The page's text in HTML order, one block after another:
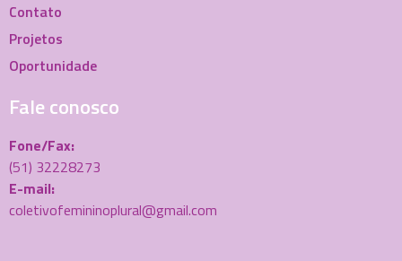
Contato
Projetos
Oportunidade
Fale conosco
Fone/Fax:
(51) 32228273
E-mail:
coletivofemininoplural@gmail.com